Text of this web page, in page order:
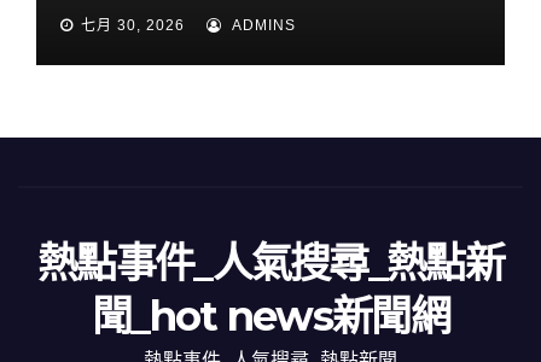
七月 30, 2026 ADMINS
熱點事件_人氣搜尋_熱點新
聞_hot news新聞網